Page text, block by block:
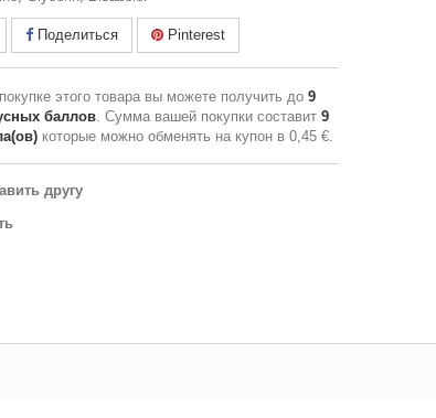
Поделиться Pinterest
этого товара вы можете получить до 9
баллов. Сумма вашей покупки составит 9
которые можно обменять на купон в 0,45 €.
другу